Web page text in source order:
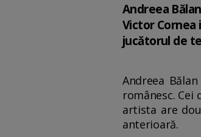
Andreea
Victor Cornea
jucătorul de
Andreea
românesc.
artista are
anterioară.